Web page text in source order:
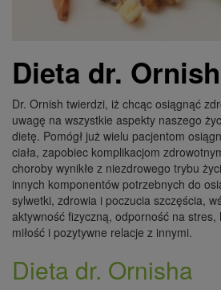
Dieta dr.
Dr. Ornish twierdzi, iż chcąc osiągnąć
uwagę na wszystkie aspekty naszego
dietę. Pomógł już wielu pacjentom
ciała, zapobiec komplikacjom
choroby wynikłe z niezdrowego trybu
innych komponentów potrzebnych do
sylwetki, zdrowia i poczucia szczęścia,
aktywność fizyczną, odporność na
miłość i pozytywne relacje z innymi.
Dieta dr. Ornisha